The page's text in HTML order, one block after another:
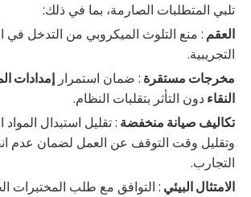
تلبي المتطلبات الصارمة، بما في ذلك:
العقم : منع التلوث الميكروبي من التدخل في
التجريبية.
مخرجات مستقرة : ضمان استمرار إمدادات
النقاءدون التأثر بتقلبات النظام.
تكاليف صيانة منخفضة : تقليل استبدال المواد
وتقليل وقت التوقف عن العمل لضمان عدم
التجارب.
الامتثال البيئي : التوافق مع طلب المختبرات